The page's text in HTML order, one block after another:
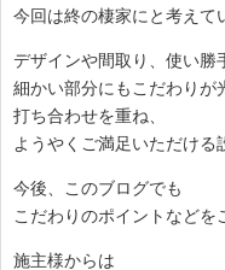
今回は終の棲家にと考えて
デザインや間取り、使い勝
細かい部分にもこだわりが
打ち合わせを重ね、
ようやくご満足いただける
今後、このブログでも
こだわりのポイントなどを
施主様からは